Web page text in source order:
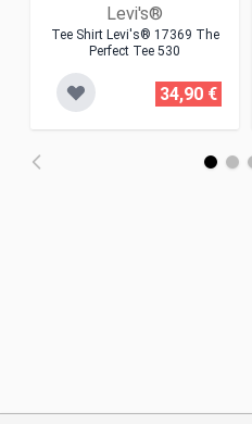
Levi's®
Tee Shirt Levi's® 17369 The
Perfect Tee 530
34,90 €